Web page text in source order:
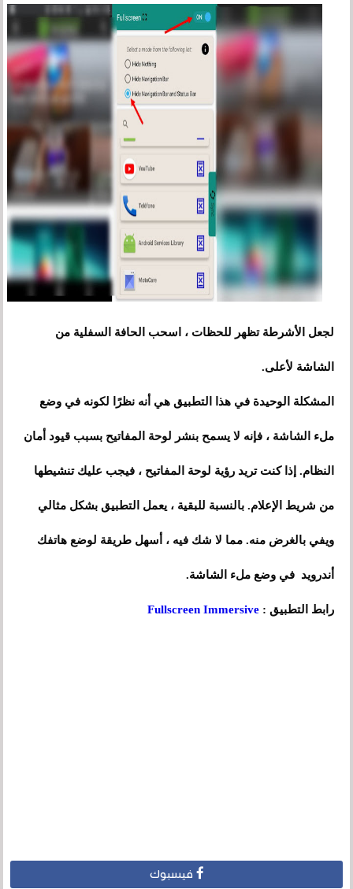
لجعل الأشرطة تظهر للحظات ، اسحب الحافة السفلية من
الشاشة لأعلى.
المشكلة الوحيدة في هذا التطبيق هي أنه نظرًا لكونه في وضع
ملء الشاشة ، فإنه لا يسمح بنشر لوحة المفاتيح بسبب قيود أمان
النظام. إذا كنت تريد رؤية لوحة المفاتيح ، فيجب عليك تنشيطها
من شريط الإعلام. بالنسبة للبقية ، يعمل التطبيق بشكل مثالي
ويفي بالغرض منه. مما لا شك فيه ، أسهل طريقة لوضع هاتفك
أندرويد في وضع ملء الشاشة.
رابط التطبيق :Fullscreen Immersive
فيسبوك